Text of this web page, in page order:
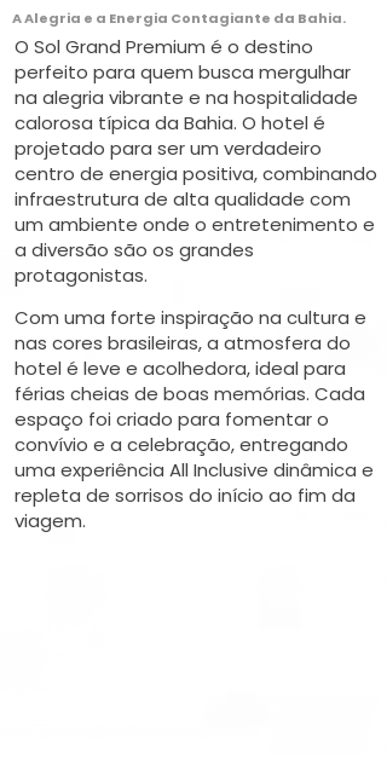
A Alegria e a Energia Contagiante da Bahia.
O Sol Grand Premium é o destino
perfeito para quem busca mergulhar
na alegria vibrante e na hospitalidade
calorosa típica da Bahia. O hotel é
projetado para ser um verdadeiro
centro de energia positiva, combinando
infraestrutura de alta qualidade com
um ambiente onde o entretenimento e
a diversão são os grandes
protagonistas.
Com uma forte inspiração na cultura e
nas cores brasileiras, a atmosfera do
hotel é leve e acolhedora, ideal para
férias cheias de boas memórias. Cada
espaço foi criado para fomentar o
convívio e a celebração, entregando
uma experiência All Inclusive dinâmica e
repleta de sorrisos do início ao fim da
viagem.